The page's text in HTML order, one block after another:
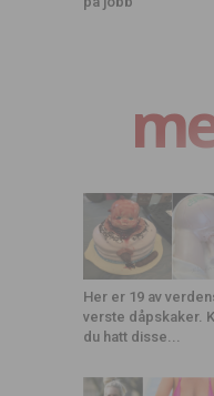
Her er 19 av
verste dåpskaker.
du hatt disse...